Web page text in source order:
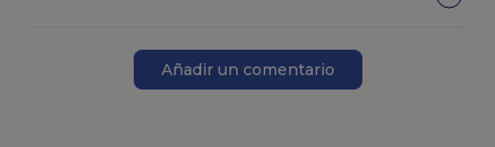
Añadir un comentario